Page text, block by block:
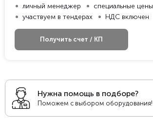
Нужна помощь в подборе?
Поможем с выбором оборудования!
личный менеджер
специальные цены
участвуем в тендерах
НДС включен
Получить счет / КП